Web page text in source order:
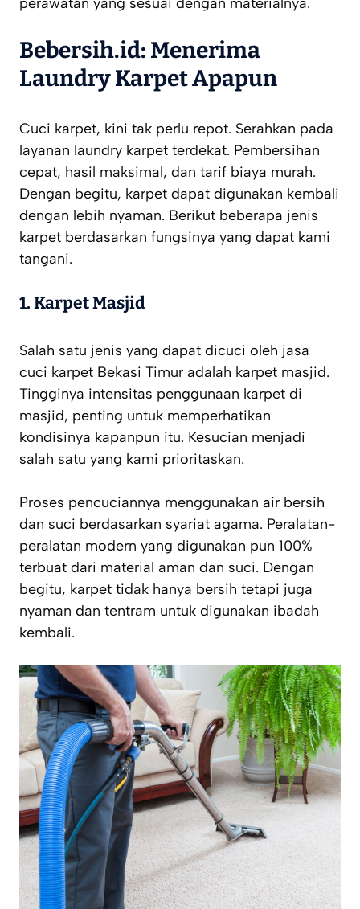
Bebersih.id: Menerima
Laundry Karpet Apapun
Cuci karpet, kini tak perlu repot. Serahkan pada
layanan laundry karpet terdekat. Pembersihan
cepat, hasil maksimal, dan tarif biaya murah.
Dengan begitu, karpet dapat digunakan kembali
dengan lebih nyaman. Berikut beberapa jenis
karpet berdasarkan fungsinya yang dapat kami
tangani.
1. Karpet Masjid
Salah satu jenis yang dapat dicuci oleh jasa
cuci karpet Bekasi Timur adalah karpet masjid.
Tingginya intensitas penggunaan karpet di
masjid, penting untuk memperhatikan
kondisinya kapanpun itu. Kesucian menjadi
salah satu yang kami prioritaskan.
Proses pencuciannya menggunakan air bersih
dan suci berdasarkan syariat agama. Peralatan-
peralatan modern yang digunakan pun 100%
terbuat dari material aman dan suci. Dengan
begitu, karpet tidak hanya bersih tetapi juga
nyaman dan tentram untuk digunakan ibadah
kembali.